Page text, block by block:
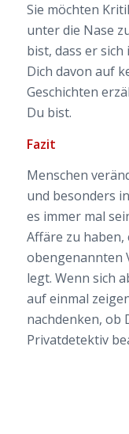
Sie möchten
unter die Nase
bist, dass er
Dich davon auf
Geschichten
Du bist.
Fazit
Menschen
und besonders
es immer mal
Affäre zu
obengenannten
legt. Wenn sich
auf einmal
nachdenken, ob
Privatdetektiv